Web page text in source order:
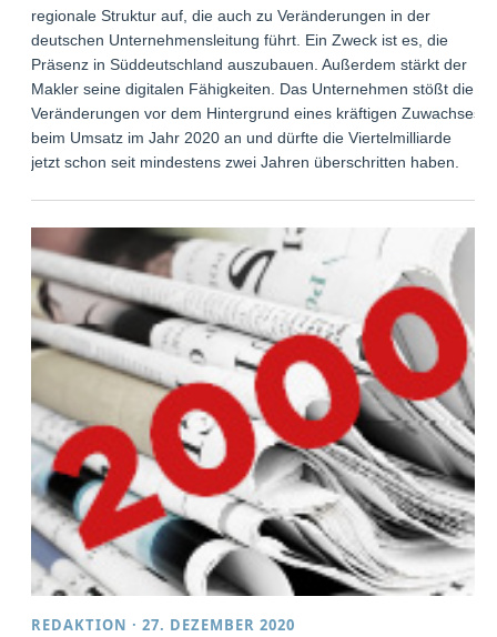
regionale Struktur auf, die auch zu Veränderungen in der
deutschen Unternehmensleitung führt. Ein Zweck ist es, die
Präsenz in Süddeutschland auszubauen. Außerdem stärkt der
Makler seine digitalen Fähigkeiten. Das Unternehmen stößt die
Veränderungen vor dem Hintergrund eines kräftigen Zuwachses
beim Umsatz im Jahr 2020 an und dürfte die Viertelmilliarde
jetzt schon seit mindestens zwei Jahren überschritten haben.
REDAKTION ·27. DEZEMBER 2020